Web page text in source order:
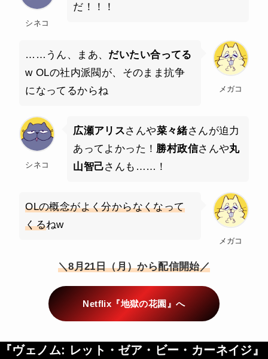
シネコ
だ！！！
メガコ
……うん、まあ、 だいたい合ってる
w OLの社内派閥が、そのまま抗争
になってるからね
シネコ
広瀬アリスさんや菜々緒さんが迫力
あってよかった！ 勝村政信さんや丸
山智己さんも……！
メガコ
OLの概念がよく分からなくなって
くるねw
＼8月21日（月）から配信開始／
Netflix『地獄の花園』へ
『ヴェノム: レット・ゼア・ビー・カーネイジ』